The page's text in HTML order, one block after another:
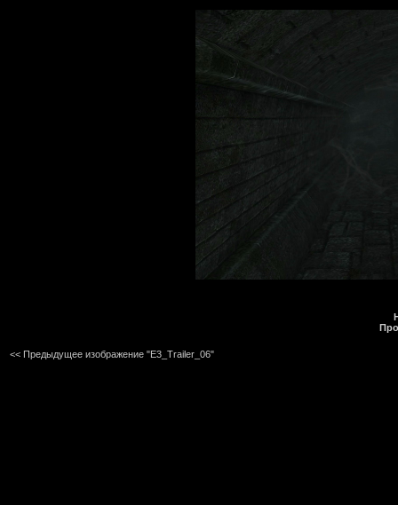
<< Предыдущее изображение "E3_Trailer_06"